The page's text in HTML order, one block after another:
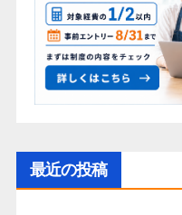
最近の投稿